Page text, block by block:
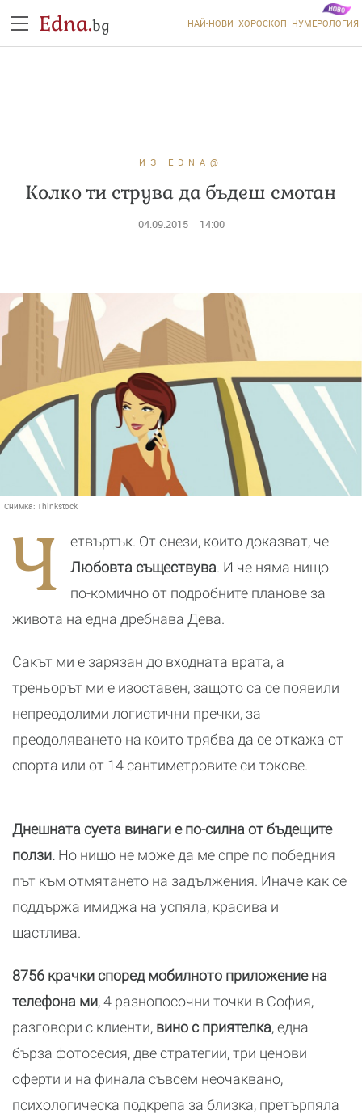
Edna.bg НАЙ-НОВИ ХОРОСКОП НУМЕРОЛОГИЯ
ИЗ EDNA@
Колко ти струва да бъдеш смотан
04.09.2015 14:00
Снимка: Thinkstock
Ч
етвъртък. От онези, които доказват, че
Любовта съществува. И че няма нищо
по-комично от подробните планове за
живота на една дребнава Дева.
Сакът ми е зарязан до входната врата, а
треньорът ми е изоставен, защото са се появили
непреодолими логистични пречки, за
преодоляването на които трябва да се откажа от
спорта или от 14 сантиметровите си токове.
Днешната суета винаги е по-силна от бъдещите
ползи. Но нищо не може да ме спре по победния
път към отмятането на задължения. Иначе как се
поддържа имиджа на успяла, красива и
щастлива.
8756 крачки според мобилното приложение на
телефона ми, 4 разнопосочни точки в София,
разговори с клиенти, вино с приятелка, една
бърза фотосесия, две стратегии, три ценови
оферти и на финала съвсем неочаквано,
психологическа подкрепа за близка, претърпяла